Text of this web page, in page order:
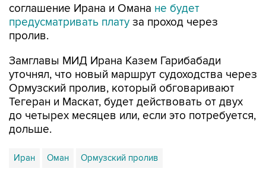
соглашение Ирана и Омана не будет
предусматривать плату за проход через
пролив.
Замглавы МИД Ирана Казем Гарибабади
уточнял, что новый маршрут судоходства через
Ормузский пролив, который обговаривают
Тегеран и Маскат, будет действовать от двух
до четырех месяцев или, если это потребуется,
дольше.
Иран Оман Ормузский пролив